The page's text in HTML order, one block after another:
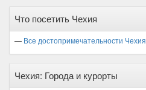
Ноябрь
Что посетить Чехия
— Все достопримечательности Чехия
Чехия: Города и курорты